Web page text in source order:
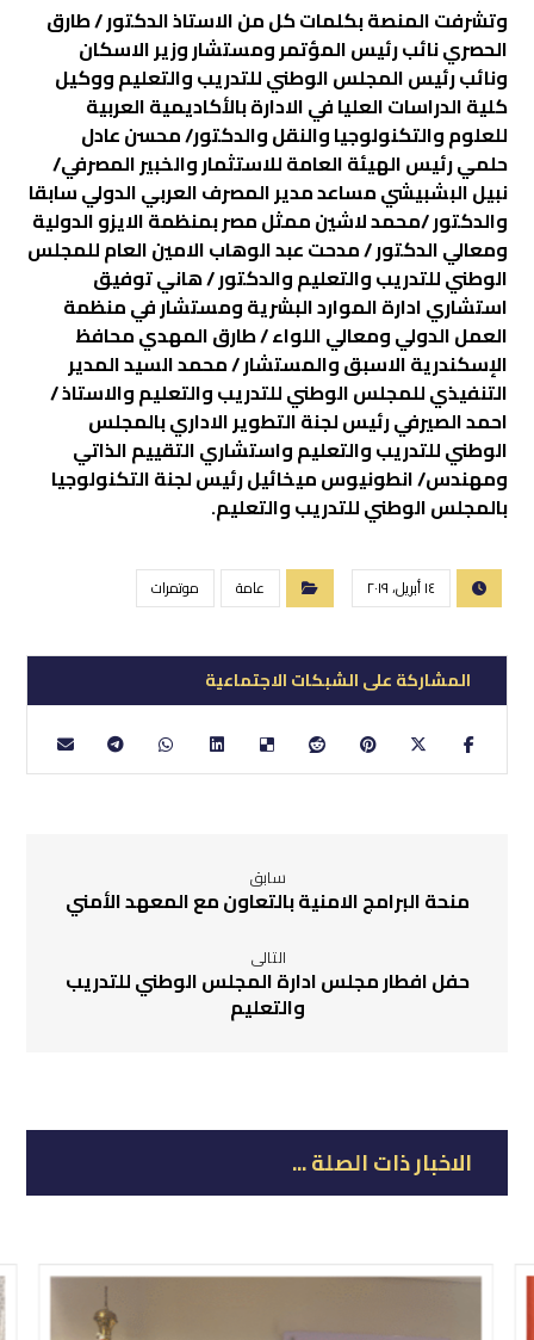
وتشرفت المنصة بكلمات كل من الاستاذ الدكتور / طارق
الحصري نائب رئيس المؤتمر ومستشار وزير الاسكان
ونائب رئيس المجلس الوطني للتدريب والتعليم ووكيل
كلية الدراسات العليا في الادارة بالأكاديمية العربية
للعلوم والتكنولوجيا والنقل والدكتور/ محسن عادل
حلمي رئيس الهيئة العامة للاستثمار والخبير المصرفي/
نبيل البشبيشي مساعد مدير المصرف العربي الدولي سابقا
والدكتور /محمد لاشين ممثل مصر بمنظمة الايزو الدولية
ومعالي الدكتور / مدحت عبد الوهاب الامين العام للمجلس
الوطني للتدريب والتعليم والدكتور / هاني توفيق
استشاري ادارة الموارد البشرية ومستشار في منظمة
العمل الدولي ومعالي اللواء / طارق المهدي محافظ
الإسكندرية الاسبق والمستشار / محمد السيد المدير
التنفيذي للمجلس الوطني للتدريب والتعليم والاستاذ /
احمد الصيرفي رئيس لجنة التطوير الاداري بالمجلس
الوطني للتدريب والتعليم واستشاري التقييم الذاتي
ومهندس/ انطونيوس ميخائيل رئيس لجنة التكنولوجيا
بالمجلس الوطني للتدريب والتعليم.
١٤ أبريل، ٢٠١٩ عامة موتمرات
سابق
منحة البرامج الامنية بالتعاون مع المعهد الأمني
التالى
حفل افطار مجلس ادارة المجلس الوطني للتدريب
والتعليم
الاخبار ذات الصلة ...